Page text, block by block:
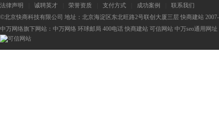
法律声明 诚聘英才 荣誉资质 支付方式 成功案例
联系我们
©北京快商科技有限公司 地址：北京海淀区东北旺路2号联创大厦三层 快商建站
中万网络旗下网站： 中万网络 环球邮局 400电话 快商建站 可信网站 中万seo通用网址